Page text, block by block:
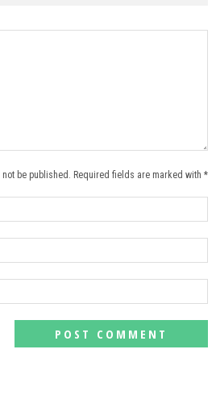
be published. Required fields are marked with *